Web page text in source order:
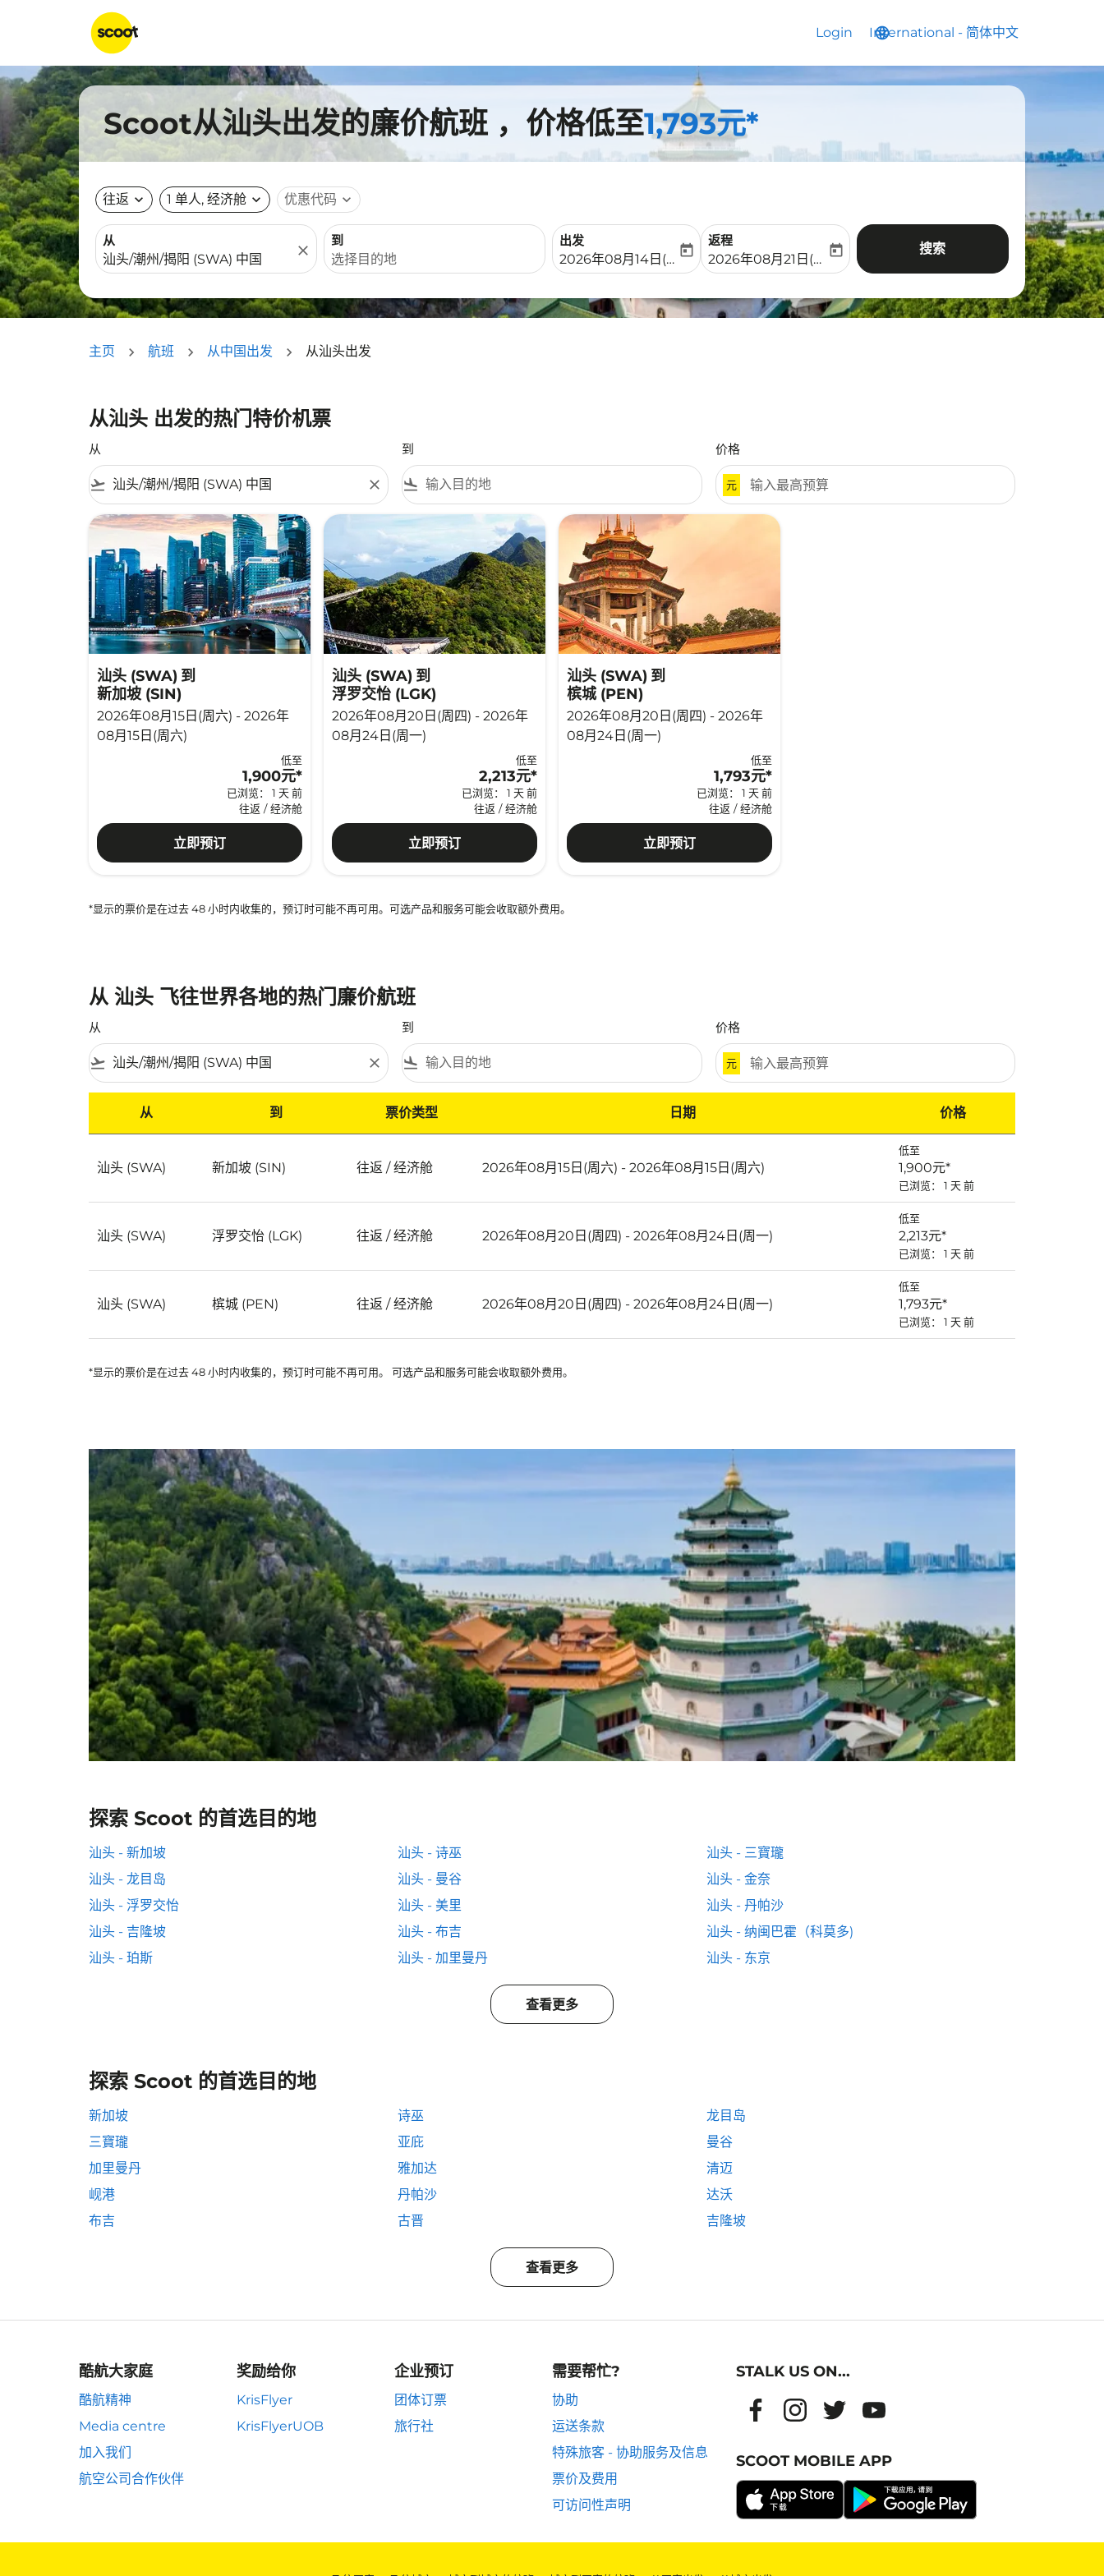
Login language
International - 简体中文
keyboard_arrow_down
Scoot从汕头出发的廉价航班 ，价格低至1,793元*
往返 expand_more 1 单人, 经济舱 expand_more 优惠代码 expand_more
从
close
到
出发
fc-booking-departure-date-aria-label
2026年08月14日(周五)
today
返程
fc-booking-return-date-aria-label
2026年08月21日(周五)
today 搜索
主页 航班 从中国出发 从汕头出发
从汕头 出发的热门特价机票
从
flight_takeoff close
到
flight_land
价格
元
汕头 (SWA) 到
新加坡 (SIN)
2026年08月15日(周六) - 2026年
08月15日(周六)
低至
1,900元*
已浏览： 1 天 前
往返 / 经济舱
立即预订
汕头 (SWA) 到
浮罗交怡 (LGK)
2026年08月20日(周四) - 2026年
08月24日(周一)
低至
2,213元*
已浏览： 1 天 前
往返 / 经济舱
立即预订
汕头 (SWA) 到
槟城 (PEN)
2026年08月20日(周四) - 2026年
08月24日(周一)
低至
1,793元*
已浏览： 1 天 前
往返 / 经济舱
立即预订
*显示的票价是在过去 48 小时内收集的，预订时可能不再可用。可选产品和服务可能会收取额外费用。
从 汕头 飞往世界各地的热门廉价航班
从
flight_takeoff close
到
flight_land
价格
元
从 到 票价类型 日期 价格
汕头 (SWA) 新加坡 (SIN) 往返 / 经济舱 2026年08月15日(周六) - 2026年08月15日(周六)
低至
1,900元*
已浏览： 1 天 前
汕头 (SWA) 浮罗交怡 (LGK) 往返 / 经济舱 2026年08月20日(周四) - 2026年08月24日(周一)
低至
2,213元*
已浏览： 1 天 前
汕头 (SWA) 槟城 (PEN) 往返 / 经济舱 2026年08月20日(周四) - 2026年08月24日(周一)
低至
1,793元*
已浏览： 1 天 前
*显示的票价是在过去 48 小时内收集的，预订时可能不再可用。 可选产品和服务可能会收取额外费用。
探索 Scoot 的首选目的地
汕头 - 新加坡 汕头 - 诗巫
汕头 - 三寶瓏
汕头 - 龙目岛
汕头 - 曼谷
汕头 - 金奈
汕头 - 浮罗交怡
汕头 - 美里
汕头 - 丹帕沙
汕头 - 吉隆坡
汕头 - 布吉
汕头 - 纳闽巴霍（科莫多)
汕头 - 珀斯
汕头 - 加里曼丹 汕头 - 东京
查看更多
探索 Scoot 的首选目的地
新加坡 诗巫
龙目岛
三寶瓏
亚庇
曼谷
加里曼丹
雅加达
清迈
岘港
丹帕沙
达沃
布吉
古晋 吉隆坡
查看更多
酷航大家庭
酷航精神
Media centre
加入我们
航空公司合作伙伴
奖励给你
KrisFlyer
KrisFlyerUOB
企业预订
团体订票
旅行社
需要帮忙?
协助
运送条款
特殊旅客 - 协助服务及信息
票价及费用
可访问性声明
STALK US ON...
SCOOT MOBILE APP